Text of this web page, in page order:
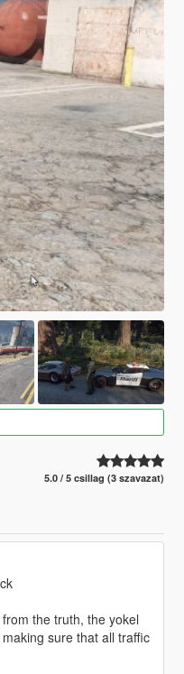
5.0 / 5 csillag (3 szavazat)
the truth, the yokel
sure that all traffic